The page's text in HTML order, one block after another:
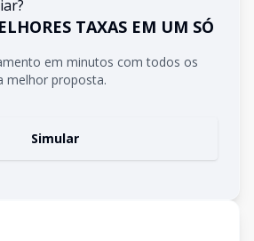
TAXAS EM UM SÓ
em minutos com todos os
melhor proposta.
Simular